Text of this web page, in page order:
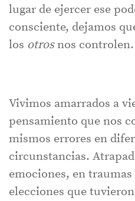
lugar de ejercer ese
consciente, dejamos
los otrosnos controlen.
Vivimos amarrados a
pensamiento que nos
mismos errores en
circunstancias.
emociones, en
elecciones que